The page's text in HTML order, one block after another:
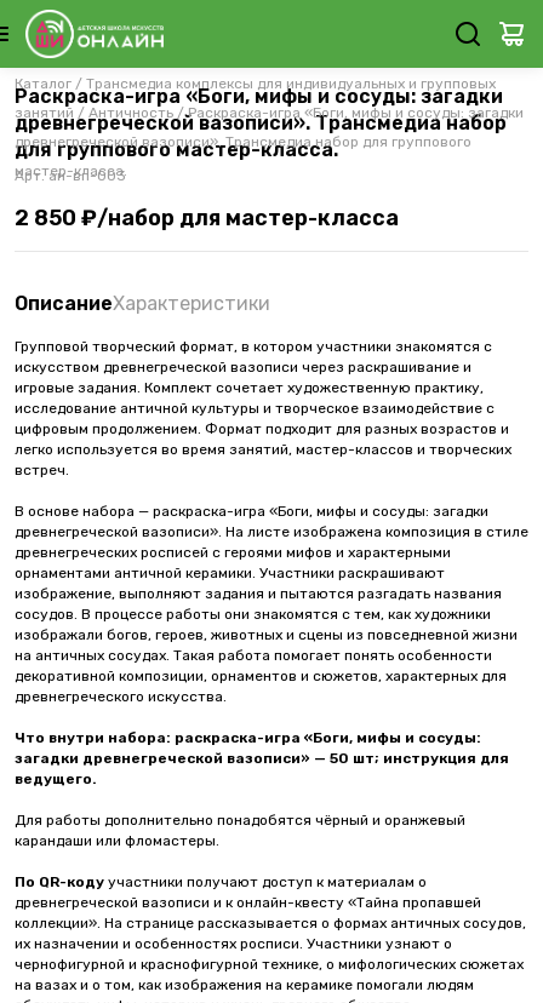
Каталог / Трансмедиа комплексы для индивидуальных и групповых
занятий / Античность /Раскраска-игра «Боги, мифы и сосуды: загадки
древнегреческой вазописи». Трансмедиа набор для группового
мастер-класса.
Раскраска-игра «Боги, мифы и сосуды: загадки
древнегреческой вазописи». Трансмедиа набор
для группового мастер-класса.
Арт. ан-вп-003
2 850 ₽/набор для мастер-класса
ОписаниеХарактеристики
Групповой творческий формат, в котором участники знакомятся с
искусством древнегреческой вазописи через раскрашивание и
игровые задания. Комплект сочетает художественную практику,
исследование античной культуры и творческое взаимодействие с
цифровым продолжением. Формат подходит для разных возрастов и
легко используется во время занятий, мастер-классов и творческих
встреч.
В основе набора — раскраска-игра «Боги, мифы и сосуды: загадки
древнегреческой вазописи». На листе изображена композиция в стиле
древнегреческих росписей с героями мифов и характерными
орнаментами античной керамики. Участники раскрашивают
изображение, выполняют задания и пытаются разгадать названия
сосудов. В процессе работы они знакомятся с тем, как художники
изображали богов, героев, животных и сцены из повседневной жизни
на античных сосудах. Такая работа помогает понять особенности
декоративной композиции, орнаментов и сюжетов, характерных для
древнегреческого искусства.
Что внутри набора: раскраска-игра «Боги, мифы и сосуды:
загадки древнегреческой вазописи» — 50 шт; инструкция для
ведущего.
Для работы дополнительно понадобятся чёрный и оранжевый
карандаши или фломастеры.
По QR-коду участники получают доступ к материалам о
древнегреческой вазописи и к онлайн-квесту «Тайна пропавшей
коллекции». На странице рассказывается о формах античных сосудов,
их назначении и особенностях росписи. Участники узнают о
чернофигурной и краснофигурной технике, о мифологических сюжетах
на вазах и о том, как изображения на керамике помогали людям